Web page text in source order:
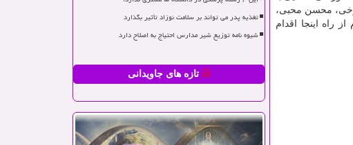
محسن محبی،
راه اینجا اقدام
تغذیه پدر می تواند بر سلامت نوزاد تأثیر بگذارد
شیوه نامه توزیع شیر مدارس احتیاج به اصلاح دارد
تازه های جاویدانی